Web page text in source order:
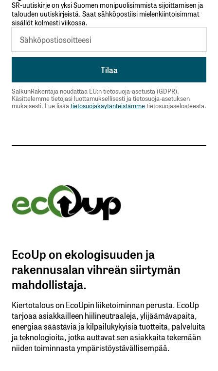
SR-uutiskirje on yksi Suomen monipuolisimmista sijoittamisen ja
talouden uutiskirjeistä. Saat sähköpostiisi mielenkiintoisimmat
sisällöt kolmesti viikossa.
SalkunRakentaja noudattaa EU:n tietosuoja-asetusta (GDPR).
Käsittelemme tietojasi luottamuksellisesti ja tietosuoja-asetuksen
mukaisesti. Lue lisää tietosuojakäytänteistämmetietosuojaselosteesta.
EcoUp on ekologisuuden ja
rakennusalan vihreän siirtymän
mahdollistaja.
Kiertotalous on EcoUpin liiketoiminnan perusta. EcoUp
tarjoaa asiakkailleen hiilineutraaleja, ylijäämävapaita,
energiaa säästäviä ja kilpailukykyisiä tuotteita, palveluita
ja teknologioita, jotka auttavat sen asiakkaita tekemään
niiden toiminnasta ympäristöystävällisempää.